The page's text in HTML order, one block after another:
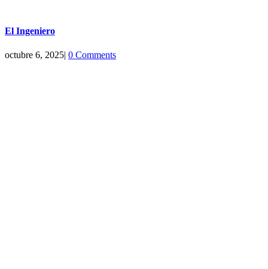
El Ingeniero
octubre 6, 2025| 0 Comments